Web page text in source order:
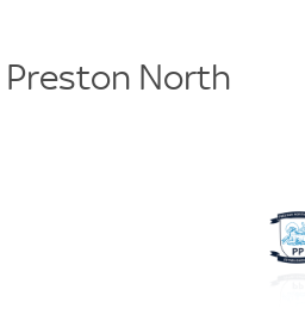
Preston North